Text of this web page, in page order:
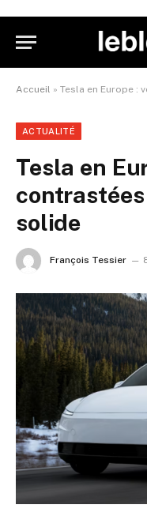
Accueil » Tesla en Europe :
ACTUALITÉ
Tesla en
solide
François Tessier